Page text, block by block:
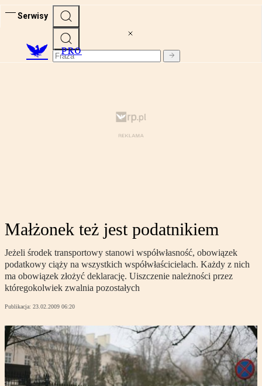
Serwisy
PRO
Małżonek też jest podatnikiem
Jeżeli środek transportowy stanowi współwłasność, obowiązek
podatkowy ciąży na wszystkich współwłaścicielach. Każdy z nich
ma obowiązek złożyć deklarację. Uiszczenie należności przez
któregokolwiek zwalnia pozostałych
Publikacja: 23.02.2009 06:20